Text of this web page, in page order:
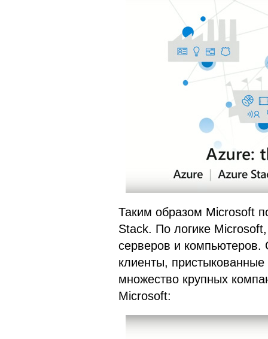
Таким образом Microsoft
Stack. По логике
серверов и компьютеров.
клиенты,
множество крупных
Microsoft: